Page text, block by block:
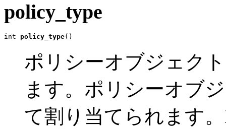
policy_type
int policy_type()
ポリシーオブジェク
ます。ポリシーオブ
て割り当てられます